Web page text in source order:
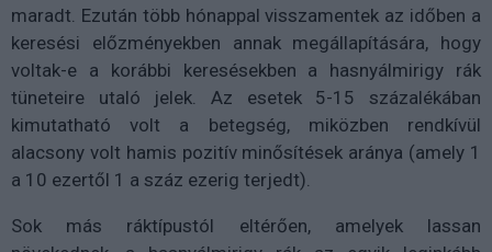
maradt. Ezután több hónappal visszamentek az időben a
keresési előzményekben annak megállapítására, hogy
voltak-e a korábbi keresésekben a hasnyálmirigy rák
tüneteire utaló jelek. Az esetek 5-15 százalékában
kimutatható volt a betegség, miközben rendkívül
alacsony volt hamis pozitív minősítések aránya (amely 1
a 10 ezertől 1 a száz ezerig terjedt).
Sok más ráktípustól eltérően, amelyek lassan